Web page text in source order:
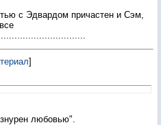
с Эдвардом причастен и Сэм,
]
любовью".